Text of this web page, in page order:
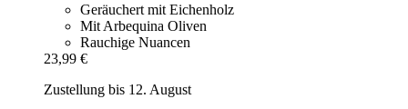
Geräuchert mit Eichenholz
Mit Arbequina Oliven
Rauchige Nuancen
23,99 €
Zustellung bis 12. August